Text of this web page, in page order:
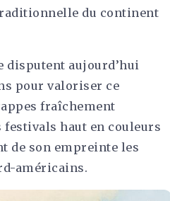
du continent
disputent aujourd’hui
pour valoriser ce
fraîchement
festivals haut en couleurs
de son empreinte les
américains.